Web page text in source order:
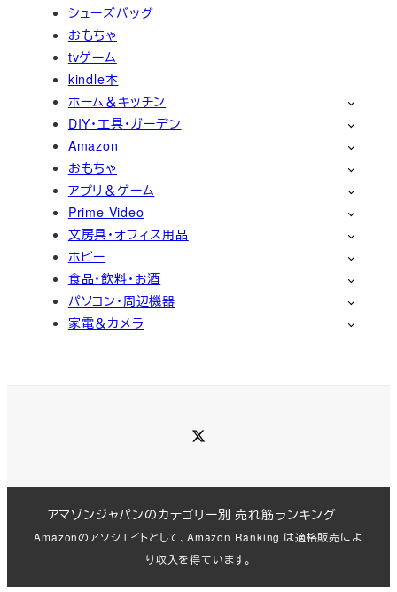
シューズバッグ
おもちゃ
tvゲーム
kindle本
ホーム＆キッチン
DIY・工具・ガーデン
Amazon
おもちゃ
アプリ＆ゲーム
Prime Video
文房具・オフィス用品
ホビー
食品・飲料・お酒
パソコン・周辺機器
家電＆カメラ
アマゾンジャパンのカテゴリー別 売れ筋ランキング
Amazonのアソシエイトとして、Amazon Ranking は適格販売によ
り収入を得ています。